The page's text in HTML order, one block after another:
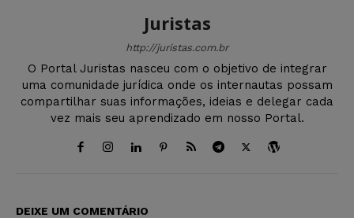
Juristas
http://juristas.com.br
O Portal Juristas nasceu com o objetivo de integrar
uma comunidade jurídica onde os internautas possam
compartilhar suas informações, ideias e delegar cada
vez mais seu aprendizado em nosso Portal.
DEIXE UM COMENTÁRIO